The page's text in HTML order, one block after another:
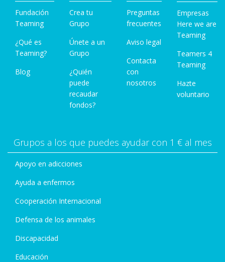
Fundación
Teaming
¿Qué es
Teaming?
Blog
Crea tu
Grupo
Únete a un
Grupo
¿Quién
puede
recaudar
fondos?
Preguntas
frecuentes
Aviso legal
Contacta
con
nosotros
Empresas
Here we are
Teaming
Teamers 4
Teaming
Hazte
voluntario
Grupos a los que puedes ayudar con 1 € al mes
Apoyo en adicciones
Ayuda a enfermos
Cooperación Internacional
Defensa de los animales
Discapacidad
Educación